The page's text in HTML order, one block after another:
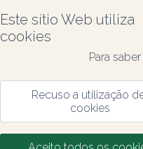
Este sítio Web utiliza
cookies
Para
Recuso a utilização
cookies